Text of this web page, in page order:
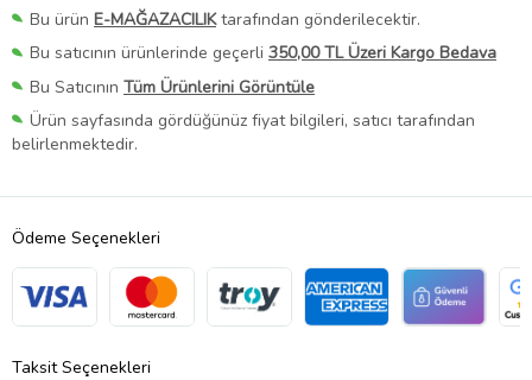
Bu ürün E-MAĞAZACILIKtarafından gönderilecektir.
Bu satıcının ürünlerinde geçerli 350,00 TL Üzeri Kargo Bedava
Bu Satıcının Tüm Ürünlerini Görüntüle
Ürün sayfasında gördüğünüz fiyat bilgileri, satıcı tarafından
belirlenmektedir.
Ödeme Seçenekleri
Taksit Seçenekleri